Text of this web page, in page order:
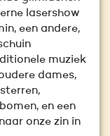
lasershow
een andere,
muziek
dames,
en een
onze zin in